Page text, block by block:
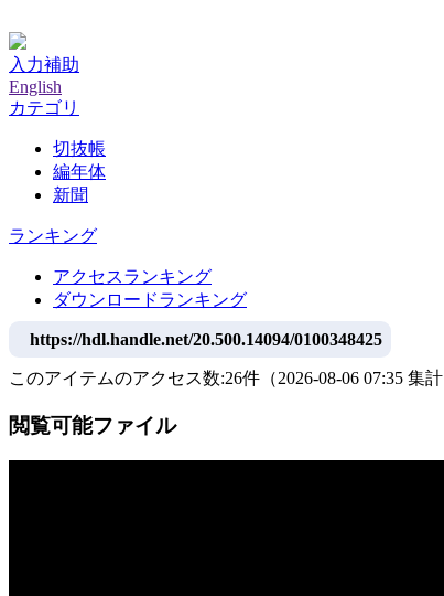
入力補助
English
カテゴリ
切抜帳
編年体
新聞
ランキング
アクセスランキング
ダウンロードランキング
https://hdl.handle.net/20.500.14094/0100348425
このアイテムのアクセス数:26件 （2026-08-06 07:35 集計
閲覧可能ファイル